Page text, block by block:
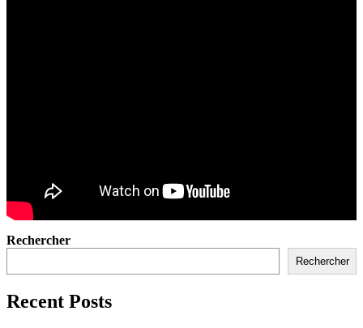
Rechercher
Rechercher
Recent Posts